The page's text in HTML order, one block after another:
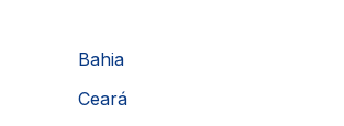
Bahia
Ceará